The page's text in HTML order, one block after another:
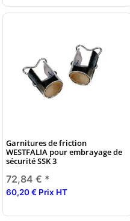
Garnitures de friction
WESTFALIA pour embrayage de
sécurité SSK 3
72,84 € *
60,20 € Prix HT